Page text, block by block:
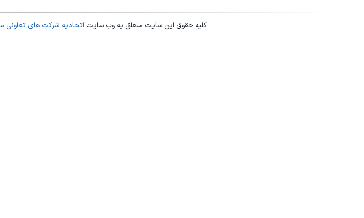
کلیه حقوق این سایت متعلق به وب سایت اتحادیه شرکت های تعاونی